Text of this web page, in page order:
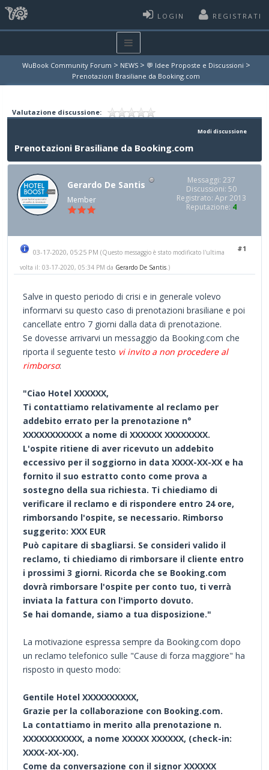
LOGIN REGISTRATI
WuBook Community Forum > NEWS > 💬 Idee Proposte e Discussioni >
Prenotazioni Brasiliane da Booking.com
Valutazione discussione:
Modi discussione
Prenotazioni Brasiliane da Booking.com
Gerardo De Santis
Member
Messaggi: 237
Discussioni: 50
Registrato: Apr 2013
Reputazione: 4
#1
03-17-2020, 05:25 PM (Questo messaggio è stato modificato l'ultima
volta il: 03-17-2020, 05:34 PM da Gerardo De Santis .)
Salve in questo periodo di crisi e in generale volevo
informarvi su questo caso di prenotazioni brasiliane e poi
cancellate entro 7 giorni dalla data di prenotazione.
Se dovesse arrivarvi un messaggio da Booking.com che
riporta il seguente testo vi invito a non procedere al
rimborso:
"Ciao Hotel XXXXXX,
Ti contattiamo relativamente al reclamo per
addebito errato per la prenotazione n°
XXXXXXXXXXX a nome di XXXXXX XXXXXXXX.
L'ospite ritiene di aver ricevuto un addebito
eccessivo per il soggiorno in data XXXX-XX-XX e ha
fornito il suo estratto conto come prova a
sostegno della sua richiesta. Ti chiediamo di
verificare il reclamo e di rispondere entro 24 ore,
rimborsando l'ospite, se necessario. Rimborso
suggerito: XXX EUR
Può capitare di sbagliarsi. Se consideri valido il
reclamo, ti chiediamo di rimborsare il cliente entro
i prossimi 3 giorni. Ricorda che se Booking.com
dovrà rimborsare l'ospite per conto tuo, ti verrà
inviata la fattura con l'importo dovuto.
Se hai domande, siamo a tua disposizione."
La motivazione espressa sempre da Booking.com dopo
un reclamo telefonico sulle "Cause di forza maggiore" ha
risposto in questo modo:
Gentile Hotel XXXXXXXXXX,
Grazie per la collaborazione con Booking.com.
La contattiamo in merito alla prenotazione n.
XXXXXXXXXXX, a nome XXXXX XXXXXX, (check-in:
XXXX-XX-XX).
Come da conversazione con il signor XXXXXX